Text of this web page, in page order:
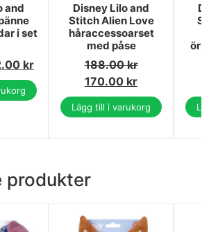
and
i set
kr
Disney Lilo and
Stitch Alien Love
håraccessoarset
med påse
188.00kr
170.00 kr
Lägg till i varukorg
produkter